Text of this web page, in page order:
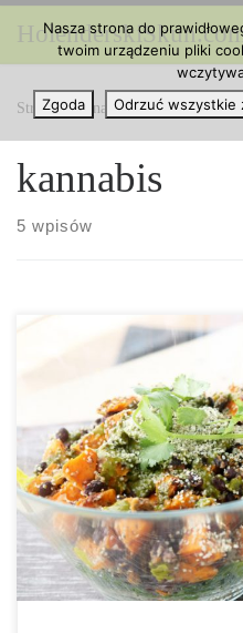
Przejdź do treści
Strona główna » kannabis
kannabis
5 wpisów
Składniki: (na 4 porcje) 1
ziemniaki 1 puszka czarnej
szklanki łuskanych nasion
szklanki szpinaku, pokrojonego/
awokado/ ser – opcjonalnie 1.
Umyj i obierz słodkie
Wymieszaj z oliwą z […]
Nasza strona do
twoim urządzeniu pliki
Zgoda
Odrzuć wszystkie